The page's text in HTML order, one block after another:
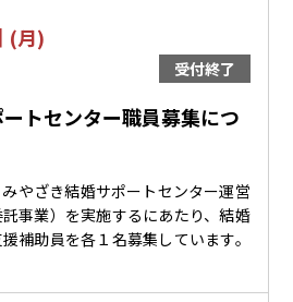
(月)
受付終了
トセンター職員募集につ
やざき結婚サポートセンター運営
事業）を実施するにあたり、結婚
補助員を各１名募集しています。